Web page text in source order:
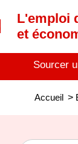
L'emploi
et
Sourcer
Accueil >